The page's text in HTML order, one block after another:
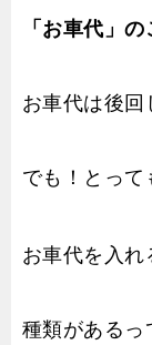
「お車代」
お車代は後回
でも！とって
お車代を入れ
種類があるっ